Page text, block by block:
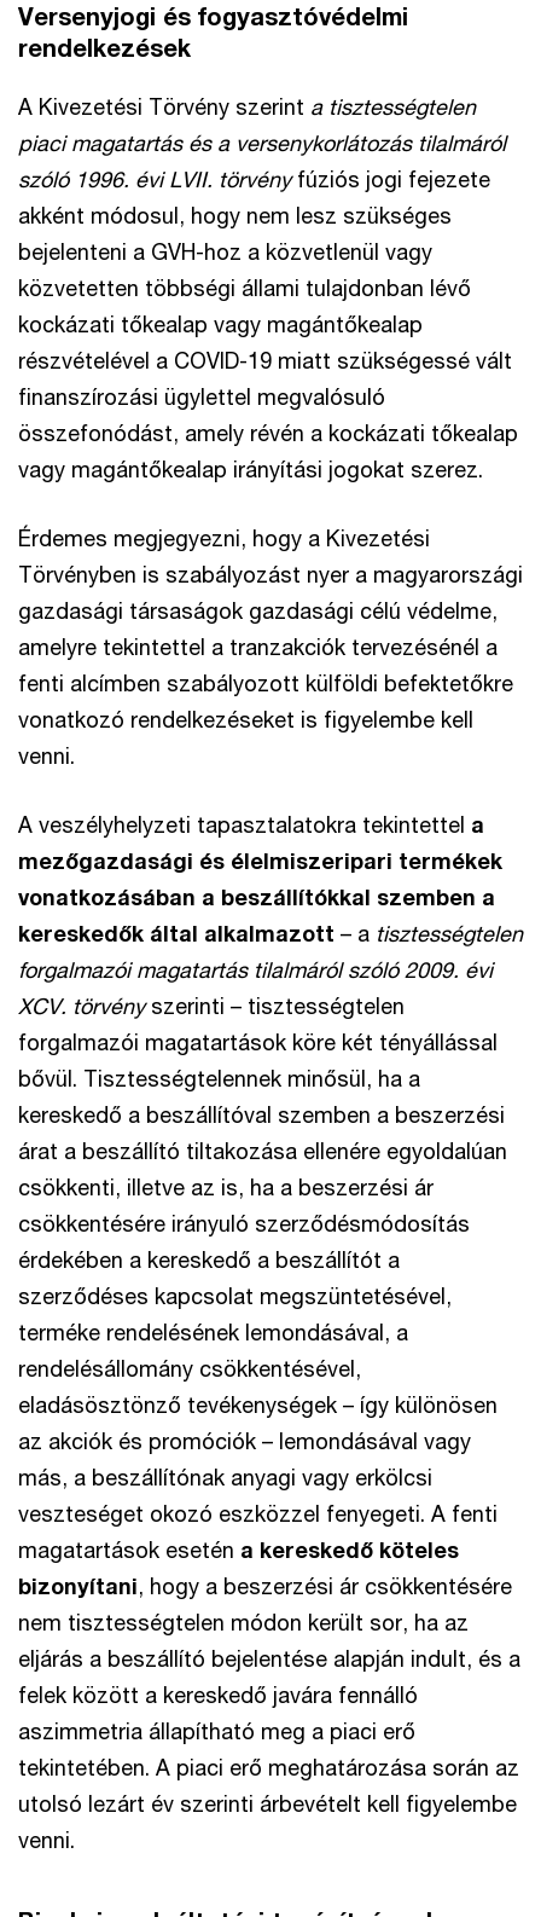
Versenyjogi és fogyasztóvédelmi
rendelkezések
A Kivezetési Törvény szerint a tisztességtelen
piaci magatartás és a versenykorlátozás tilalmáról
szóló 1996. évi LVII. törvényfúziós jogi fejezete
akként módosul, hogy nem lesz szükséges
bejelenteni a GVH-hoz a közvetlenül vagy
közvetetten többségi állami tulajdonban lévő
kockázati tőkealap vagy magántőkealap
részvételével a COVID-19 miatt szükségessé vált
finanszírozási ügylettel megvalósuló
összefonódást, amely révén a kockázati tőkealap
vagy magántőkealap irányítási jogokat szerez.
Érdemes megjegyezni, hogy a Kivezetési
Törvényben is szabályozást nyer a magyarországi
gazdasági társaságok gazdasági célú védelme,
amelyre tekintettel a tranzakciók tervezésénél a
fenti alcímben szabályozott külföldi befektetőkre
vonatkozó rendelkezéseket is figyelembe kell
venni.
A veszélyhelyzeti tapasztalatokra tekintettel a
mezőgazdasági és élelmiszeripari termékek
vonatkozásában a beszállítókkal szemben a
kereskedők által alkalmazott – a tisztességtelen
forgalmazói magatartás tilalmáról szóló 2009. évi
XCV. törvényszerinti – tisztességtelen
forgalmazói magatartások köre két tényállással
bővül. Tisztességtelennek minősül, ha a
kereskedő a beszállítóval szemben a beszerzési
árat a beszállító tiltakozása ellenére egyoldalúan
csökkenti, illetve az is, ha a beszerzési ár
csökkentésére irányuló szerződésmódosítás
érdekében a kereskedő a beszállítót a
szerződéses kapcsolat megszüntetésével,
terméke rendelésének lemondásával, a
rendelésállomány csökkentésével,
eladásösztönző tevékenységek – így különösen
az akciók és promóciók – lemondásával vagy
más, a beszállítónak anyagi vagy erkölcsi
veszteséget okozó eszközzel fenyegeti. A fenti
magatartások esetén a kereskedő köteles
bizonyítani, hogy a beszerzési ár csökkentésére
nem tisztességtelen módon került sor, ha az
eljárás a beszállító bejelentése alapján indult, és a
felek között a kereskedő javára fennálló
aszimmetria állapítható meg a piaci erő
tekintetében. A piaci erő meghatározása során az
utolsó lezárt év szerinti árbevételt kell figyelembe
venni.